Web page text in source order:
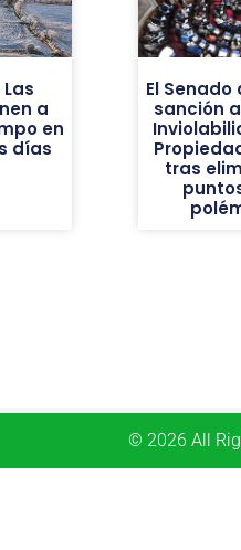
a
en
días
El
sanción
tras
© 2026 All